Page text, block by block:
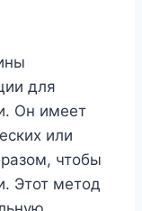
для
Он имеет
или
чтобы
Этот метод